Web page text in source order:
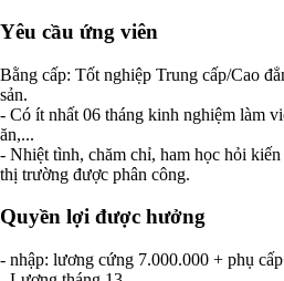
Yêu cầu ứng viên
Bằng cấp: Tốt nghiệp Trung cấp/Cao
sản.
- Có ít nhất 06 tháng kinh nghiệm làm
ăn,...
- Nhiệt tình, chăm chỉ, ham học hỏi
thị trường được phân công.
Quyền lợi được hưởng
- nhập: lương cứng 7.000.000 + phụ